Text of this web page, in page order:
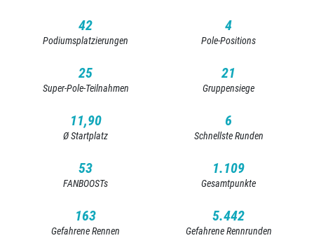
42
Podiumsplatzierungen
4
Pole-Positions
25
Super-Pole-Teilnahmen
21
Gruppensiege
11,90
Ø Startplatz
6
Schnellste Runden
53
FANBOOSTs
1.109
Gesamtpunkte
163
Gefahrene Rennen
5.442
Gefahrene Rennrunden